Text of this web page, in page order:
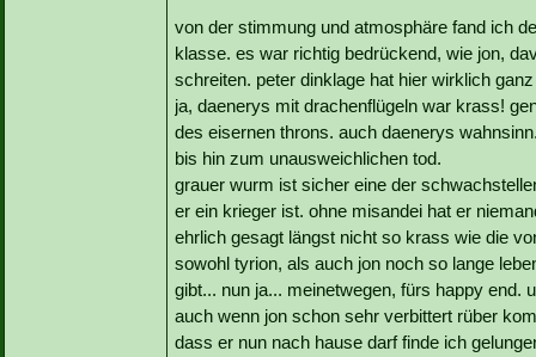
von der stimmung und atmosphäre fand ich
klasse. es war richtig bedrückend, wie jon,
schreiten. peter dinklage hat hier wirklich
ja, daenerys mit drachenflügeln war krass!
des eisernen throns. auch daenerys
bis hin zum unausweichlichen tod.
grauer wurm ist sicher eine der
er ein krieger ist. ohne misandei hat er
ehrlich gesagt längst nicht so krass wie die
sowohl tyrion, als auch jon noch so lange
gibt... nun ja... meinetwegen, fürs happy end.
auch wenn jon schon sehr verbittert rüber
dass er nun nach hause darf finde ich